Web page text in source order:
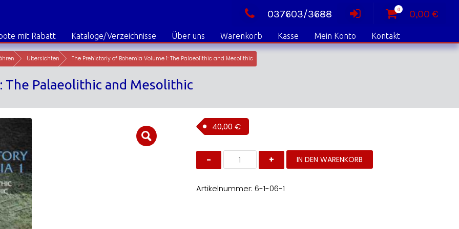
037603/3688 0 0,00 €
mit Rabatt Kataloge/Verzeichnisse Über uns Warenkorb Kasse Mein Konto Kontakt
Übersichten The Prehistoriy of Bohemia Volume 1: The Palaeolithic and Mesolithic
Palaeolithic and Mesolithic
40,00 €
The
Prehistoriy
of
Volume
1:
IN DEN WARENKORB
Artikelnummer: 6-1-06-1